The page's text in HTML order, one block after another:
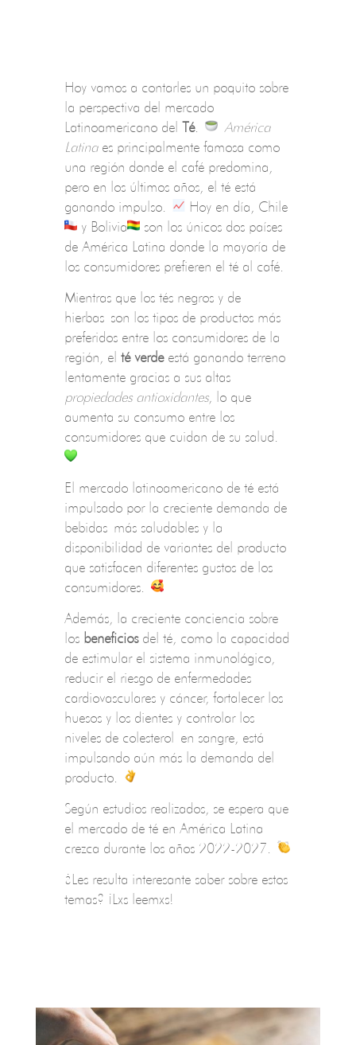
Hoy vamos a contarles un poquito sobre
la perspectiva del mercado
Latinoamericano del Té.
América
Latinaes principalmente famosa como
una región donde el café predomina,
pero en los últimos años, el té está
ganando impulso.
Hoy en día, Chile
yBolivia
son los únicos dos países
de América Latina donde la mayoría de
los consumidores prefieren el té al café.
Mientras que los tés negros y de
hierbas son los tipos de productos más
preferidos entre los consumidores de la
región, el té verdeestá ganando terreno
lentamente gracias a sus altas
propiedades antioxidantes, lo que
aumenta su consumo entre los
consumidores que cuidan de su salud.
El mercado latinoamericano de té está
impulsado por la creciente demanda de
bebidas más saludables y la
disponibilidad de variantes del producto
que satisfacen diferentes gustos de los
consumidores.
Además, la creciente conciencia sobre
los beneficios del té, como la capacidad
de estimular el sistema inmunológico,
reducir el riesgo de enfermedades
cardiovasculares y cáncer, fortalecer los
huesos y los dientes y controlar los
niveles de colesterol en sangre, está
impulsando aún más la demanda del
producto.
Según estudios realizados, se espera que
el mercado de té en América Latina
crezca durante los años 2022-2027.
¿Les resulta interesante saber sobre estos
temas? ¡Lxs leemxs!